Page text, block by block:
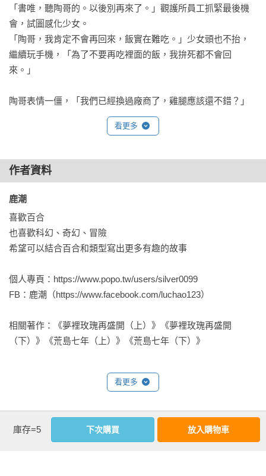
「書唯，聽陶哥的。以後別再來了。」觀護所員工抓緊最後機
會，試圖感化少女。
「陶哥，我肯定不會再回來，飯實在難吃。」少女頭也不抬，
繼續玩手機，「為了不要再吃裡面的飯，我拚死都不會回
來。」
陶哥表情一僵，「我們已經換過廠商了，雞腿應該還不錯？」
「啊，雞腿勉強算人吃的吧。配菜太老，豬肉很柴，豆腐嚼起
吃得下去。還是員工跟少年犯吃得不一樣？你們吃香的，只有
我們吃『噴』？」
「不、我們都是同一……」
「你還認真聽她講話？」另一名資深觀護員出面制止這場對
話，「她怎樣都不會滿意啦！三天兩頭用各種管道鬧事，還好
少觀所最多只能關半年，再待下去，我們都要被妳煩死。」
「好心建議，不聽隨便。」謝書唯聳聳肩，低頭繼續玩遊戲，
晾著兩個大人不再理會。
手機震動，一條訊息跳到眼前──
「我媽來了！」少女跳下椅子，往大門快步走去，動作急切。
「回家可不要再犯事了。好好念書，不要讓爸爸媽媽失望，他
們都在等著妳回家。」雖然不喜她，也知道勸不聽，資深關護
看更多
作者資料
鹿潮
喜歡百合
也喜歡科幻、奇幻、冒險
希望可以結合百合和類型寫出更多有趣的故事
個人專頁：https://www.popo.tw/users/silver0099
FB：鹿潮（https://www.facebook.com/luchao123）
相關著作：《夢裡玫瑰再盛開（上）》《夢裡玫瑰再盛開
（下）》《荒島七年（上）》《荒島七年（下）》
看更多
基本資料
庫存=5 下次購買 放入購物車